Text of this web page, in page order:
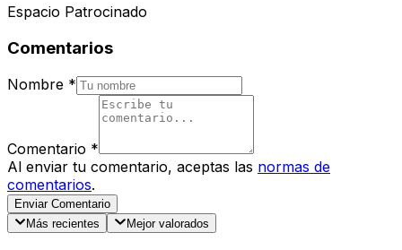
Espacio Patrocinado
Comentarios
Nombre *
Comentario *
Al enviar tu comentario, aceptas las normas de
comentarios.
Enviar Comentario
Más recientes
Mejor valorados